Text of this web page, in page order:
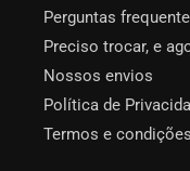
Perguntas
Preciso trocar, e
Nossos envios
Política de
Termos e